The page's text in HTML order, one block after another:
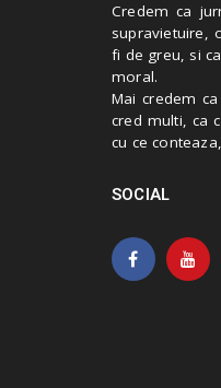
Credem ca
supravietuire,
fi de greu, si
moral.
Mai credem
cred multi, ca
cu ce
SOCIAL